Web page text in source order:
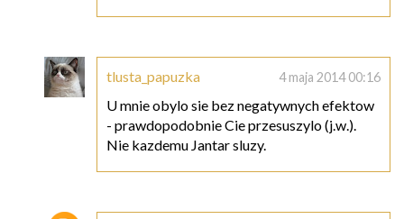
tlusta_papuzka 4 maja 2014 00:16
U mnie obylo sie bez negatywnych efektow
- prawdopodobnie Cie przesuszylo (j.w.).
Nie kazdemu Jantar sluzy.